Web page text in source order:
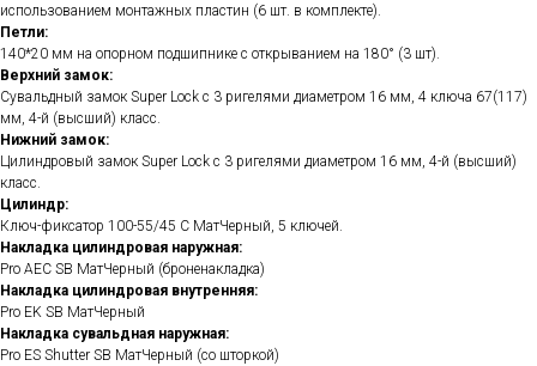
использованием монтажных пластин (6 шт. в комплекте).
Петли:
140*20 мм на опорном подшипнике с открыванием на 180° (3 шт).
Верхний замок:
Сувальдный замок Super Lock с 3 ригелями диаметром 16 мм, 4 ключа 67(117)
мм, 4-й (высший) класс.
Нижний замок:
Цилиндровый замок Super Lock с 3 ригелями диаметром 16 мм, 4-й (высший)
класс.
Цилиндр:
Ключ-фиксатор 100-55/45 C МатЧерный, 5 ключей.
Накладка цилиндровая наружная:
Pro AEC SB МатЧерный (броненакладка)
Накладка цилиндровая внутренняя:
Pro EK SB МатЧерный
Накладка сувальдная наружная:
Pro ES Shutter SB МатЧерный (со шторкой)